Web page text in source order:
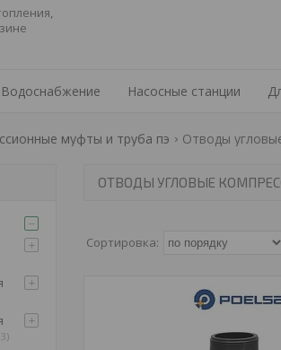
Водоснабжение Насосные станции
муфты и труба пэ Отводы
ОТВОДЫ УГЛОВЫЕ